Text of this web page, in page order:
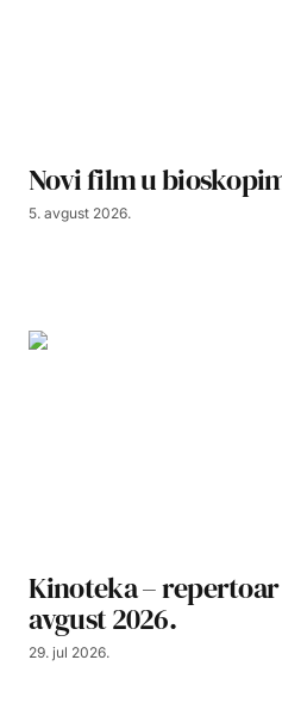
Novi film u
5. avgust 2026.
Kinoteka – repertoar
avgust 2026.
29. jul 2026.